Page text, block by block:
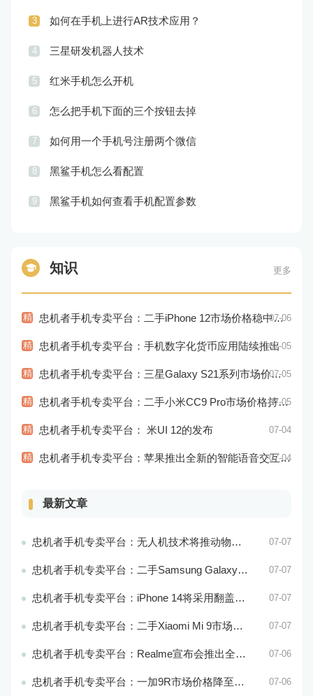
3 如何在手机上进行AR技术应用？
4 三星研发机器人技术
5 红米手机怎么开机
6 怎么把手机下面的三个按钮去掉
7 如何用一个手机号注册两个微信
8 黑鲨手机怎么看配置
9 黑鲨手机如何查看手机配置参数
知识 更多
精 忠机者手机专卖平台：二手iPhone 12市场价格稳中有升07-06
精 忠机者手机专卖平台：手机数字化货币应用陆续推出07-05
精 忠机者手机专卖平台：三星Galaxy S21系列市场价格持续下跌07-05
精 忠机者手机专卖平台：二手小米CC9 Pro市场价格持续下跌07-05
精 忠机者手机专卖平台： 米UI 12的发布 07-04
精 忠机者手机专卖平台：苹果推出全新的智能语音交互系统07-04
最新文章
忠机者手机专卖平台：无人机技术将推动物流行业的智能化发展 07-07
忠机者手机专卖平台：二手Samsung Galaxy M21市场价格相对稳定 07-07
忠机者手机专卖平台：iPhone 14将采用翻盖式设计？ 07-07
忠机者手机专卖平台：二手Xiaomi Mi 9市场价格相对稳定 07-07
忠机者手机专卖平台：Realme宣布会推出全新Realme X10 Max 5G 07-06
忠机者手机专卖平台：一加9R市场价格降至2000元以下 07-06